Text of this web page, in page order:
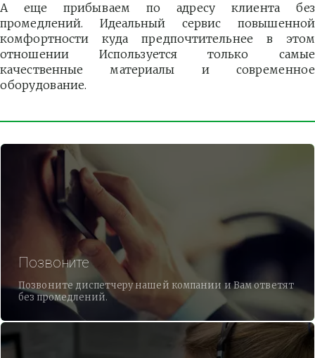
А еще прибываем по адресу клиента без
промедлений. Идеальный сервис повышенной
комфортности куда предпочтительнее в этом
отношении Используется только самые
качественные материалы и современное
оборудование.
Позвоните
Позвоните диспетчеру нашей компании и Вам ответят
без промедлений.